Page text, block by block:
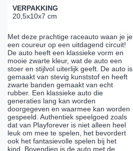
VERPAKKING
20,5x10x7 cm
Met deze prachtige raceauto waan je je
een coureur op een uitdagend circuit!
De auto heeft een klassieke vorm en
mooie zwarte kleur, wat de auto een
stoer en stijlvol uiterlijk geeft. De auto is
gemaakt van stevig kunststof en heeft
zwarte banden gemaakt van echt
rubber. Een klassieke auto die
generaties lang kan worden
doorgegeven en waarmee kan worden
gespeeld. Authentiek speelgoed zoals
dat van Playforever is niet alleen heel
leuk om mee te spelen, het bevordert
ook het fantasievolle spelen bij het
kind. Bovendien is de auto met de